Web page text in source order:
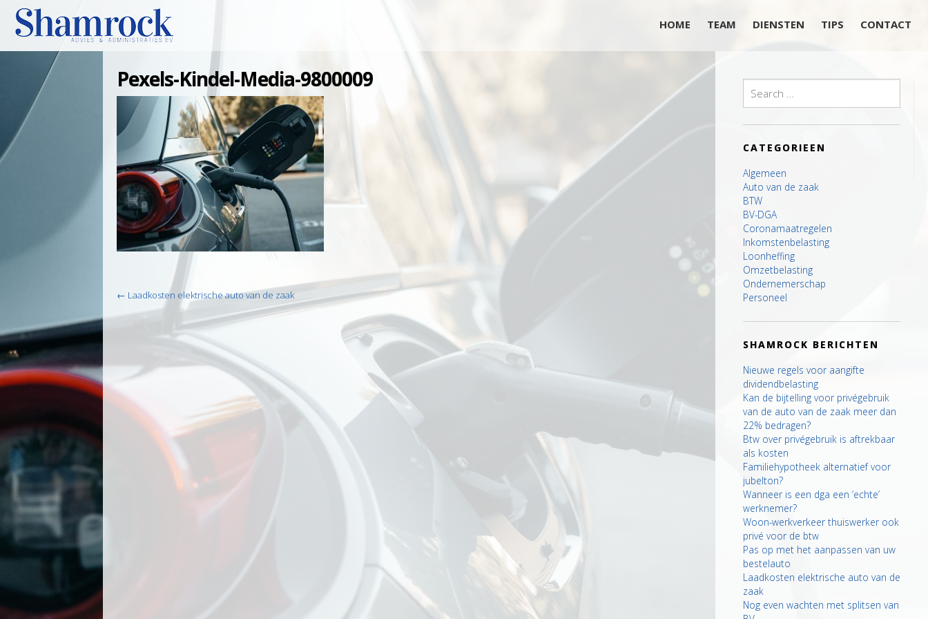
HOME TEAM DIENSTEN TIPS CONTACT
for:
CATEGORIEEN
Algemeen
Auto van de zaak
BTW
BV-DGA
Coronamaatregelen
Inkomstenbelasting
Loonheffing
Omzetbelasting
Ondernemerschap
Personeel
SHAMROCK BERICHTEN
Nieuwe regels voor aangifte
dividendbelasting
Kan de bijtelling voor privégebruik
van de auto van de zaak meer dan
22% bedragen?
Btw over privégebruik is aftrekbaar
als kosten
Familiehypotheek alternatief voor
jubelton?
Wanneer is een dga een ‘echte’
werknemer?
Woon-werkverkeer thuiswerker ook
privé voor de btw
Pas op met het aanpassen van uw
bestelauto
Laadkosten elektrische auto van de
zaak
Nog even wachten met splitsen van
Pexels-Kindel-Media-9800009
Post
navigation
← Laadkosten elektrische auto van de zaak